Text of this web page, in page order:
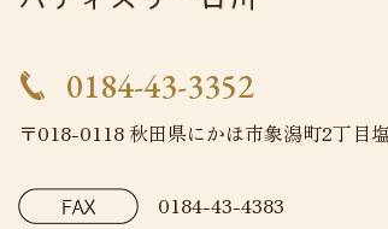
0184-43-3352
〒018-0118 秋田県にかほ市象潟町2丁目
0184-43-4383